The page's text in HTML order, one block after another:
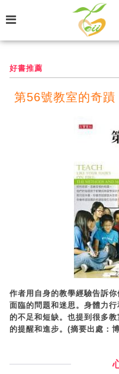
好書推薦
第56號教室的奇
作者用自身的教學經驗告訴
面臨的問題和迷思。身體力
的不足和短缺。也提到很多
的提醒和進步。(摘要出處：